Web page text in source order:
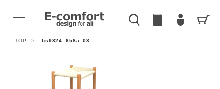
TOP > bs9324_6b8a_03